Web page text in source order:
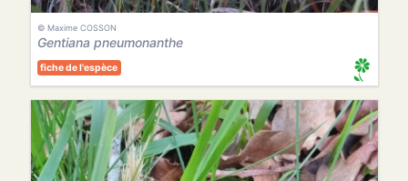
© Maxime COSSON
Gentiana pneumonanthe
fiche de l'espèce